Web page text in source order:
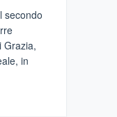
secondo
Grazia,
in